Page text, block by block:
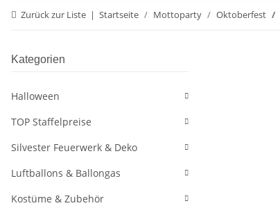
Zurück zur Liste Startseite Mottoparty Oktoberfest
Kategorien
Halloween
TOP Staffelpreise
Silvester Feuerwerk & Deko
Luftballons & Ballongas
Kostüme & Zubehör